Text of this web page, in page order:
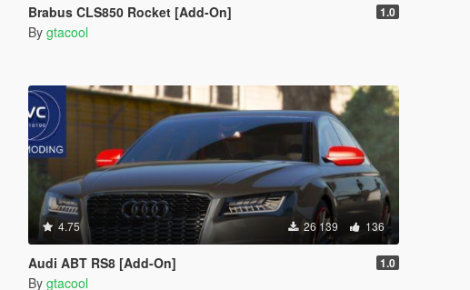
Brabus CLS850 Rocket [Add-On] 1.0
By gtacool
4.75 26 139 136
Audi ABT RS8 [Add-On] 1.0
By gtacool